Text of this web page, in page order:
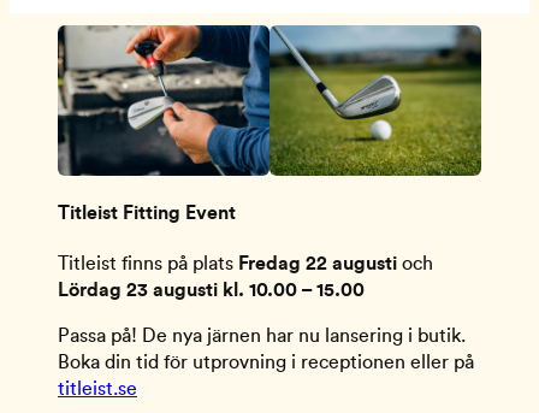
Titleist Fitting Event
Titleist finns på plats Fredag 22 augusti och
Lördag 23 augusti kl. 10.00 – 15.00
Passa på! De nya järnen har nu lansering i butik.
Boka din tid för utprovning i receptionen eller på
titleist.se